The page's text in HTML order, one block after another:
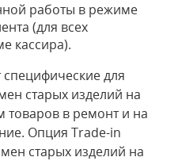
работы в режиме
(для всех
кассира).
специфические для
старых изделий на
товаров в ремонт и на
Опция Trade-in
старых изделий на